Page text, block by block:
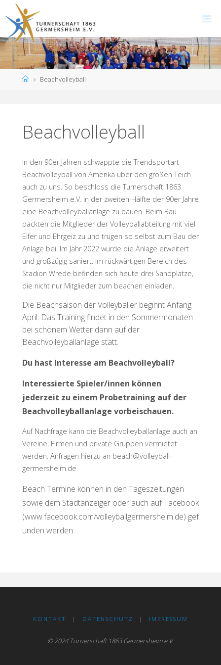
Inhalt
springen
StartBeachvolleyball
Beachvolleyball
In den 90er Jahren schwappte die Trendsportart
Beachvolleyball von Amerika über den großen Teich
auch zu uns. So beschloss die Turnerschaft 1863
Germersheim e.V. in der zweiten Hälfte der 90er Jahre
eine Beachvolleyballanlage zu bauen. Beim Bau
packten die Mitglieder der Volleyballabteilung mit viel
Eifer und Ehrgeiz zu und trugen so selbst zum Bau der
Anlage bei. Im Jahr 2022 wurde die Anlage erweitert
und großzügig saniert. Im rückwärtigen Bereich des
Stadion Wrede befinden sich heute drei Sandplätze,
die nicht nur Mitglieder zum beachen einladen.
Die Beachsaison der Volleyballer beginnt Anfang
April. Das Training findet in den Sommermonaten
bei schönem Wetter dann auf der
Beachvolleyballanlage statt.
Du hast Interesse am Beachvolleyball?
Interessierte Spieler/innen können
jederzeit zu einem Probetraining auf der
Beachvolleyballanlage vorbeischauen.
Auf Nachfrage kann die Beachvolleyballanlage auch an
Vereine, Firmen und private Gruppen vermietet
werden. Anfragen hierzu an beach@volleyball-
germersheim.de
Beach Termine können in den Tageszeitungen
sowie dem Stadtanzeiger oder auch auf Facebook
(www.facebook.com/volleyballgermersheim.de) gef
unden werden.
KONTAKT | DATENSCHUTZ | IMPRESSUM
© 2024 Turnerschaft 1863 Germersheim e.V.